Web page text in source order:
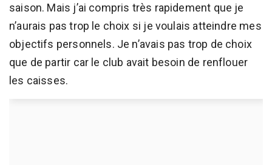
saison. Mais j’ai compris très rapidement que je
n’aurais pas trop le choix si je voulais atteindre mes
objectifs personnels. Je n’avais pas trop de choix
que de partir car le club avait besoin de renflouer
les caisses.